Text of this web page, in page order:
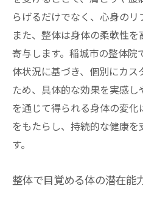
らげるだけでなく、心身のリ
また、整体は身体の柔軟性
寄与します。稲城市の整体院
体状況に基づき、個別にカス
ため、具体的な効果を実感
を通じて得られる身体の変
をもたらし、持続的な健康
す。
整体で目覚める体の潜在能